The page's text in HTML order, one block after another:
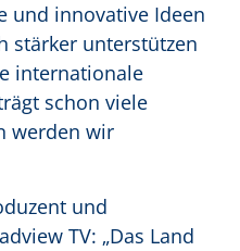
und innovative Ideen
stärker unterstützen
internationale
schon viele
werden wir
und
TV: „Das Land